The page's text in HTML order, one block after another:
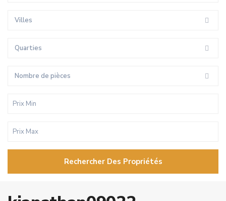
Villes
Quarties
Nombre de pièces
Rechercher Des Propriétés